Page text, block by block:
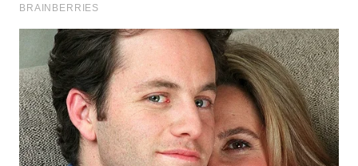
SUBANG
WN
SUKABUMI
WN
PURWAKARTA